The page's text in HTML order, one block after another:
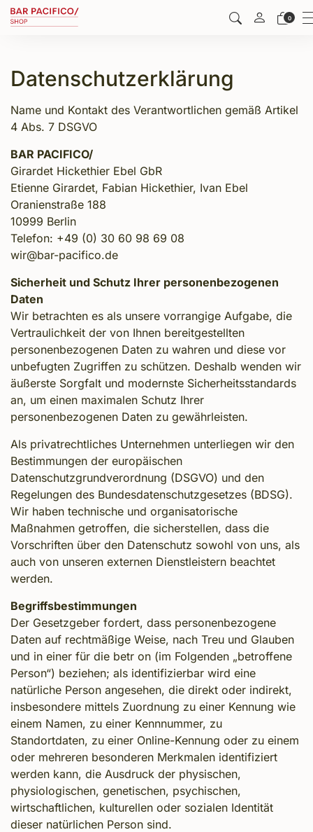
0
Datenschutzerklärung
Name und Kontakt des Verantwortlichen gemäß Artikel
4 Abs. 7 DSGVO
BAR PACIFICO/
Girardet Hickethier Ebel GbR
Etienne Girardet, Fabian Hickethier, Ivan Ebel
Oranienstraße 188
10999 Berlin
Telefon: +49 (0) 30 60 98 69 08
wir@bar-pacifico.de
Sicherheit und Schutz Ihrer personenbezogenen
Daten
Wir betrachten es als unsere vorrangige Aufgabe, die
Vertraulichkeit der von Ihnen bereitgestellten
personenbezogenen Daten zu wahren und diese vor
unbefugten Zugriffen zu schützen. Deshalb wenden wir
äußerste Sorgfalt und modernste Sicherheitsstandards
an, um einen maximalen Schutz Ihrer
personenbezogenen Daten zu gewährleisten.
Als privatrechtliches Unternehmen unterliegen wir den
Bestimmungen der europäischen
Datenschutzgrundverordnung (DSGVO) und den
Regelungen des Bundesdatenschutzgesetzes (BDSG).
Wir haben technische und organisatorische
Maßnahmen getroffen, die sicherstellen, dass die
Vorschriften über den Datenschutz sowohl von uns, als
auch von unseren externen Dienstleistern beachtet
werden.
Begriffsbestimmungen
Der Gesetzgeber fordert, dass personenbezogene
Daten auf rechtmäßige Weise, nach Treu und Glauben
und in einer für die betr on (im Folgenden „betroffene
Person“) beziehen; als identifizierbar wird eine
natürliche Person angesehen, die direkt oder indirekt,
insbesondere mittels Zuordnung zu einer Kennung wie
einem Namen, zu einer Kennnummer, zu
Standortdaten, zu einer Online-Kennung oder zu einem
oder mehreren besonderen Merkmalen identifiziert
werden kann, die Ausdruck der physischen,
physiologischen, genetischen, psychischen,
wirtschaftlichen, kulturellen oder sozialen Identität
dieser natürlichen Person sind.